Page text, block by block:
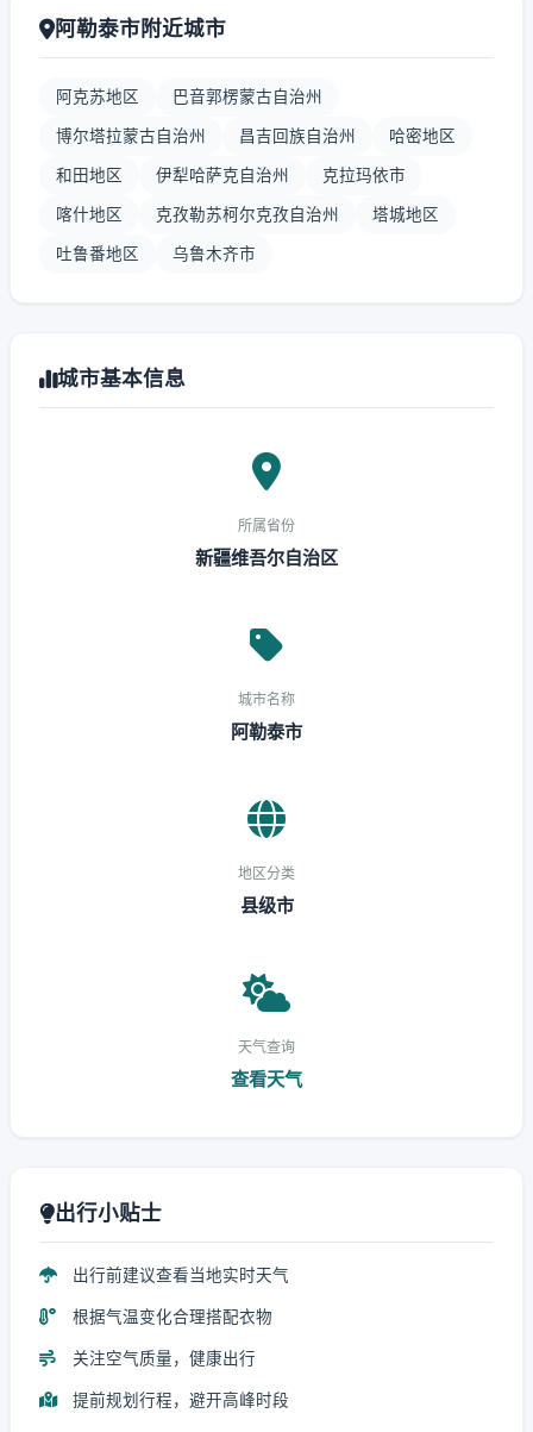
阿勒泰市附近城市
阿克苏地区 巴音郭楞蒙古自治州
博尔塔拉蒙古自治州 昌吉回族自治州 哈密地区
和田地区 伊犁哈萨克自治州 克拉玛依市
喀什地区 克孜勒苏柯尔克孜自治州 塔城地区
吐鲁番地区 乌鲁木齐市
城市基本信息
所属省份
新疆维吾尔自治区
城市名称
阿勒泰市
地区分类
县级市
天气查询
查看天气
出行小贴士
出行前建议查看当地实时天气
根据气温变化合理搭配衣物
关注空气质量，健康出行
提前规划行程，避开高峰时段